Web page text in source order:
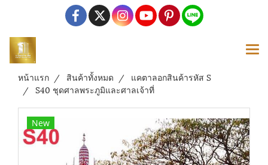
หน้าแรก สินค้าทั้งหมด
แคตาลอกสินค้ารหัส S
S40 ชุดศาลพระภูมิและศาลเจ้าที่
New